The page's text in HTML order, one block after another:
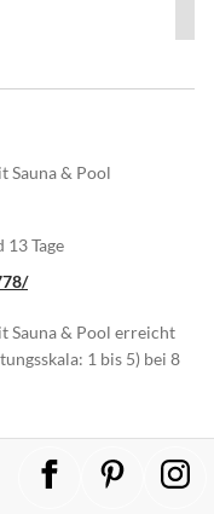
Sauna & Pool
13 Tage
Sauna & Pool erreicht
1 bis 5) bei 8